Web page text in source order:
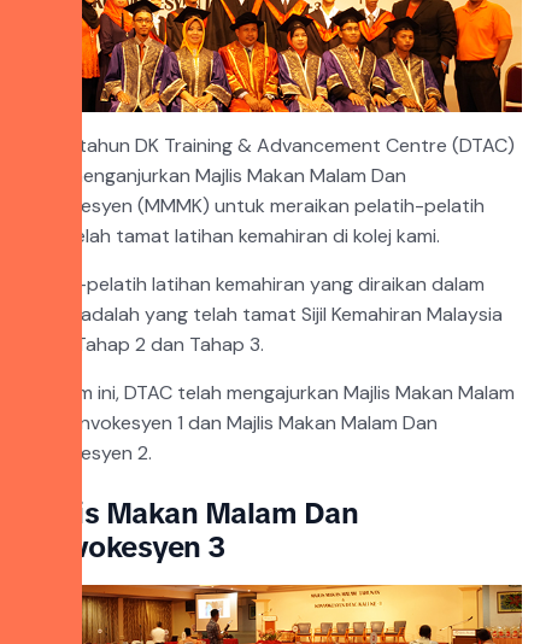
Saban tahun DK Training & Advancement Centre (DTAC)
telah menganjurkan Majlis Makan Malam Dan
Konvokesyen (MMMK) untuk meraikan pelatih-pelatih
yang telah tamat latihan kemahiran di kolej kami.
Pelatih-pelatih latihan kemahiran yang diraikan dalam
MMMK adalah yang telah tamat Sijil Kemahiran Malaysia
(SKM) Tahap 2 dan Tahap 3.
Sebelum ini, DTAC telah mengajurkan Majlis Makan Malam
Dan Konvokesyen 1 dan Majlis Makan Malam Dan
Konvokesyen 2.
Majlis Makan Malam Dan
Konvokesyen 3